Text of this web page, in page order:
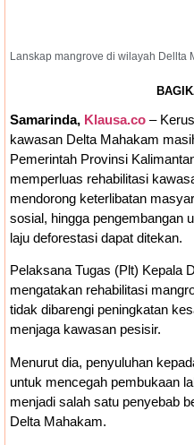
Lanskap mangrove di wilayah Dellta
Samarinda, Klausa.co –
kawasan Delta Mahakam
Pemerintah Provinsi
memperluas rehabilitasi
mendorong keterlibatan
sosial, hingga pengembangan
laju deforestasi dapat ditekan.
Pelaksana Tugas (Plt) Kepala
mengatakan rehabilitasi
tidak dibarengi peningkatan
menjaga kawasan pesisir.
Menurut dia, penyuluhan
untuk mencegah pembukaan
menjadi salah satu penyebab
Delta Mahakam.